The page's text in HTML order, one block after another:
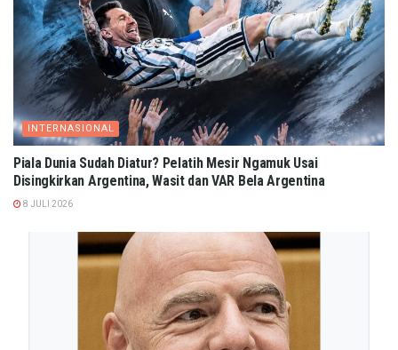
INTERNASIONAL
Piala Dunia Sudah Diatur? Pelatih Mesir Ngamuk Usai
Disingkirkan Argentina, Wasit dan VAR Bela Argentina
8 JULI 2026